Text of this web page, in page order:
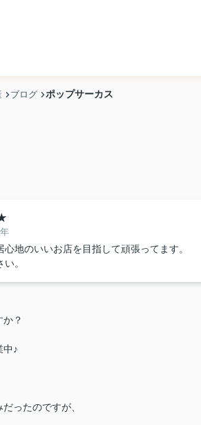
ブログ ポップサーカス
心地のいいお店を目指して頑張ってます。
。
？
中♪
ったのですが、